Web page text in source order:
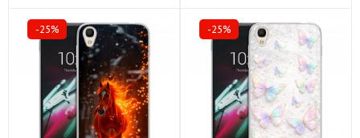
-25% -25%